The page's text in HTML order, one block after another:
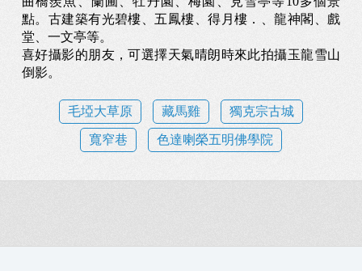
點。古建築有光碧樓、五鳳樓、得月樓．、龍神閣、戲
堂、一文亭等。
喜好攝影的朋友，可選擇天氣晴朗時來此拍攝玉龍雪山
倒影。
毛埡大草原 藏馬雞 獨克宗古城
寬窄巷 色達喇榮五明佛學院